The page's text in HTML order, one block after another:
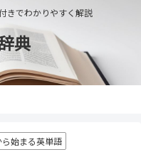
きでわかりやすく解説
典
ら始まる英単語